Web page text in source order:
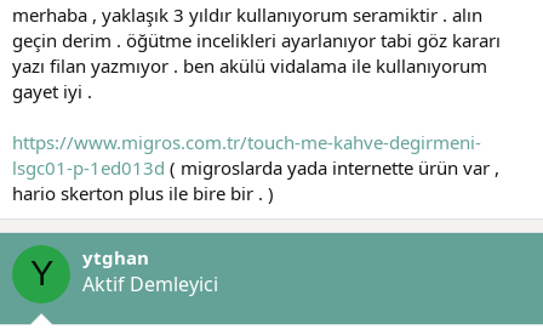
merhaba , yaklaşık 3 yıldır kullanıyorum seramiktir . alın
geçin derim . öğütme incelikleri ayarlanıyor tabi göz kararı
yazı filan yazmıyor . ben akülü vidalama ile kullanıyorum
gayet iyi .
https://www.migros.com.tr/touch-me-kahve-degirmeni-
lsgc01-p-1ed013d ( migroslarda yada internette ürün var ,
hario skerton plus ile bire bir . )
Y ytghan
Aktif Demleyici